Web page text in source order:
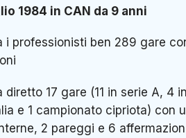
1984 in CAN da 9 anni
i professionisti ben 289 gare
17 gare (11 in serie A, 4
e 1 campionato cipriota) con
2 pareggi e 6